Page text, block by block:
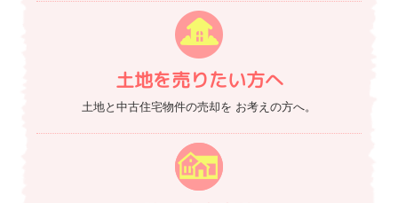
土地を売りたい方へ
土地と中古住宅物件の売却を お考えの方へ。